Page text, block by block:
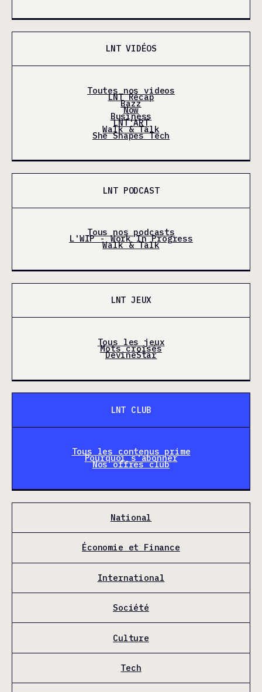
LNT VIDÉOS
Toutes nos videos
LNT Récap
Bazz
Now
Business
LNT'ART
Walk & Talk
She Shapes Tech
LNT PODCAST
Tous nos podcasts
L'WIP - Work In Progress
Walk & Talk
LNT JEUX
Tous les jeux
Mots croisés
DevineStar
LNT CLUB
Tous les contenus prime
Pourquoi s'abonner
Nos offres club
National
Économie et Finance
International
Société
Culture
Tech